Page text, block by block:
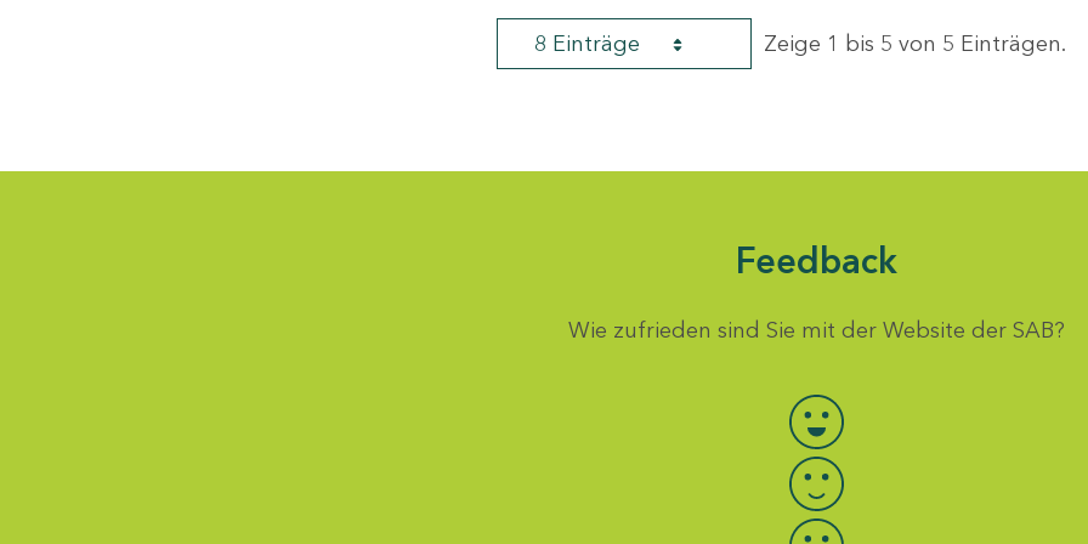
8 Einträge Zeige 1 bis 5 von 5 Einträgen.
Feedback
Wie zufrieden sind Sie mit der Website der SAB?
Bewertung auswählen